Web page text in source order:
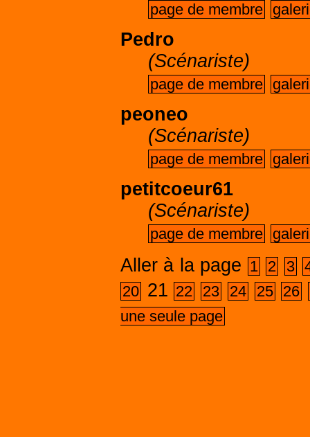
page de membre
Pedro
(Scénariste)
page de membre
peoneo
(Scénariste)
page de membre
petitcoeur61
(Scénariste)
page de membre
Aller à la page 1 2 3
20 21 22 23 24 25
26
une seule page